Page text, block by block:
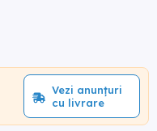
Vezi anunțuri
cu livrare